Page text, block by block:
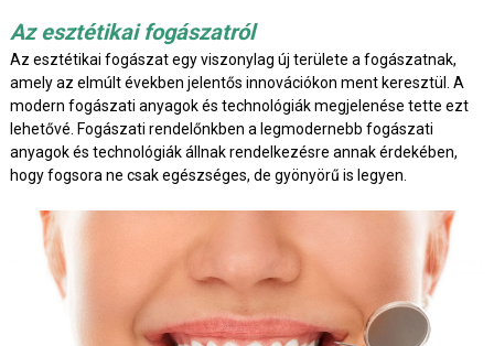
Az esztétikai fogászatról
Az esztétikai fogászat egy viszonylag új területe a fogászatnak,
amely az elmúlt években jelentős innovációkon ment keresztül. A
modern fogászati anyagok és technológiák megjelenése tette ezt
lehetővé. Fogászati rendelőnkben a legmodernebb fogászati
anyagok és technológiák állnak rendelkezésre annak érdekében,
hogy fogsora ne csak egészséges, de gyönyörű is legyen.